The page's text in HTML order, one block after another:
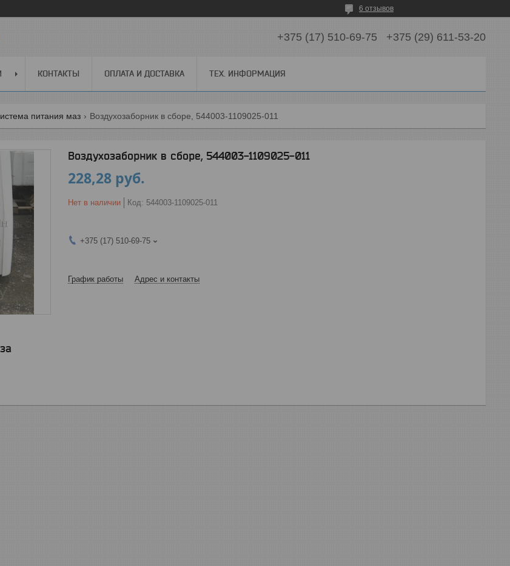
6 отзывов
+375 (17) 510-69-75 +375 (29) 611-53-20
КОНТАКТЫ ОПЛАТА И ДОСТАВКА ТЕХ. ИНФОРМАЦИЯ
питания маз Воздухозаборник в сборе, 544003-1109025-011
Воздухозаборник в сборе, 544003-1109025-011
228,28 руб.
Нет в наличии Код: 544003-1109025-011
+375 (17) 510-69-75
График работы Адрес и контакты